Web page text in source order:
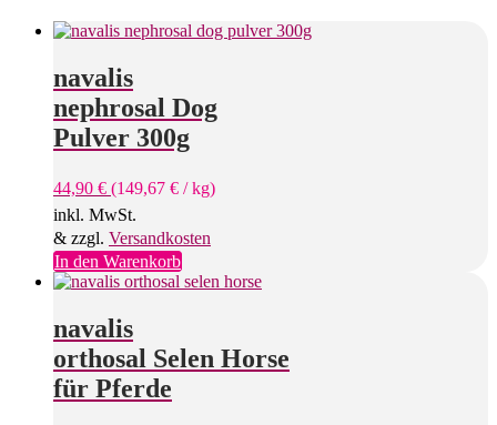
navalis
nephrosal Dog
Pulver 300g
44,90 € (149,67 € /kg)
inkl. MwSt.
& zzgl. Versandkosten
In den Warenkorb
navalis
orthosal Selen Horse
für Pferde